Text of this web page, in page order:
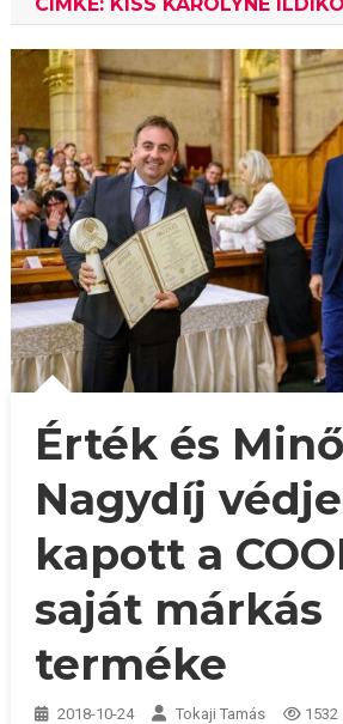
Érték és
Nagydíj
kapott a
saját márkás
terméke
2018-10-24 Tokaji Tamás 1532